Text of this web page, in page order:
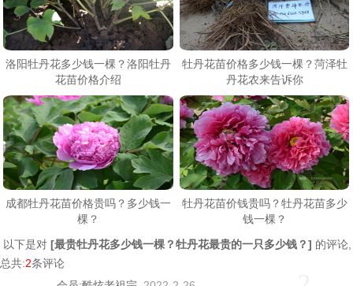
洛阳牡丹花多少钱一棵？洛阳牡丹
花苗价格介绍
牡丹花苗价格多少钱一棵？菏泽牡
丹花农来告诉你
成都牡丹花苗价格贵吗？多少钱一
棵？
牡丹花苗价钱贵吗？牡丹花苗多少
钱一棵？
以下是对 [最贵牡丹花多少钱一棵？牡丹花最贵的一只多少钱？] 的评论,
总共:2条评论